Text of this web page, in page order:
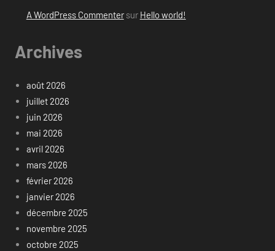
A WordPress Commentersur Hello world!
Archives
août 2026
juillet 2026
juin 2026
mai 2026
avril 2026
mars 2026
février 2026
janvier 2026
décembre 2025
novembre 2025
octobre 2025